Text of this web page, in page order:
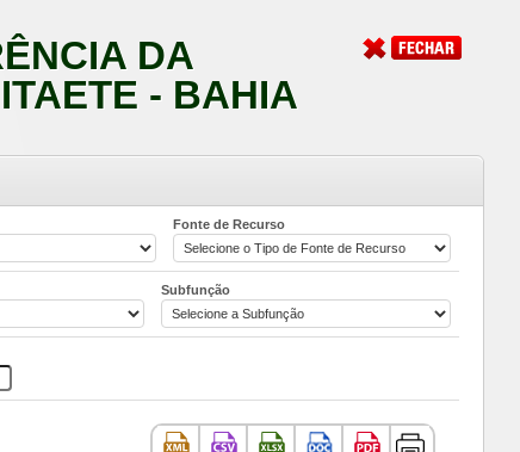
DA
- BAHIA
Fonte de Recurso
Subfunção